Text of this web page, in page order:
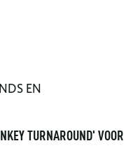
EN
TURNAROUND' VOOR